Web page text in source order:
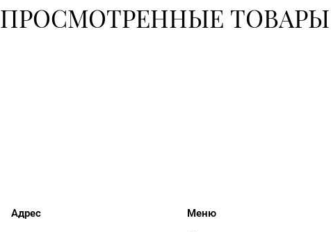
ПРОСМОТРЕННЫЕ ТОВАРЫ
Адрес Меню